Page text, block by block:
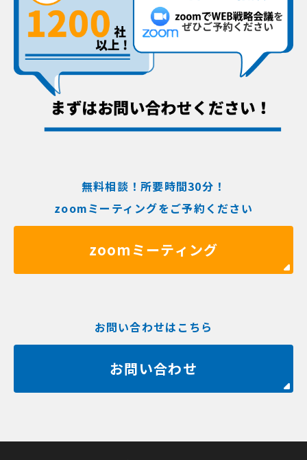
無料相談！所要時間30分！
zoomミーティングをご予約ください
zoomミーティング
お問い合わせはこちら
お問い合わせ